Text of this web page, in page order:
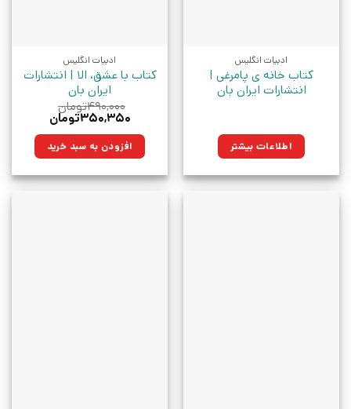
ادبیات انگلیس
کتاب خانه ی پامرغی |
انتشارات ایران بان
اطلاعات بیشتر
ادبیات انگلیس
کتاب با عشق، الا | انتشارات
ایران بان
۴۹۰,۰۰۰تومان
قیمت
۴۹۰,۰۰۰تومان
بود.
۳۵۰,۳۵۰تومان
۳۵۰,۳۵۰تومان. افزودن به سبد خرید